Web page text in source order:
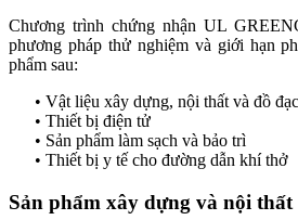
Chương trình chứng nhận UL
phương pháp thử nghiệm và giới hạn
phẩm sau:
• Vật liệu xây dựng, nội thất và đồ đạc
• Thiết bị điện tử
• Sản phẩm làm sạch và bảo trì
• Thiết bị y tế cho đường dẫn khí thở
Sản phẩm xây dựng và nội thất